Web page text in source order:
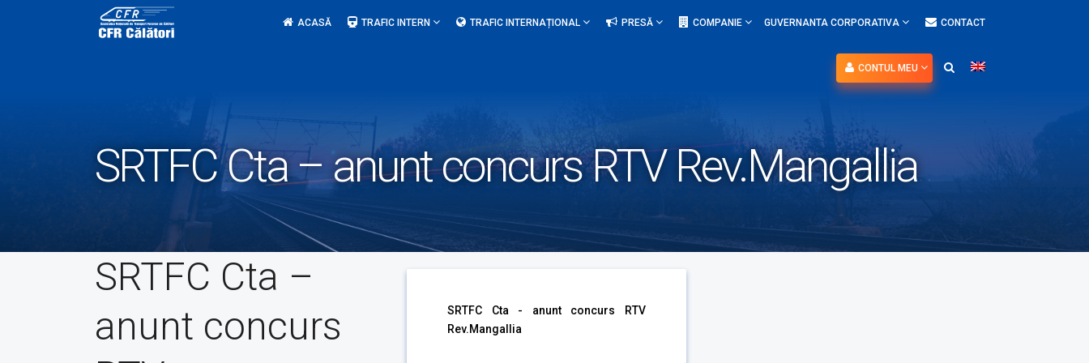
ACASĂ TRAFIC INTERN TRAFIC INTERNAȚIONAL PRESĂ COMPANIE GUVERNANTA CORPORATIVA CONTACT
CONTUL MEU
SRTFC Cta – anunt concurs RTV Rev.Mangallia
SRTFC Cta –
anunt concurs
SRTFC Cta - anunt concurs RTV
Rev.Mangallia